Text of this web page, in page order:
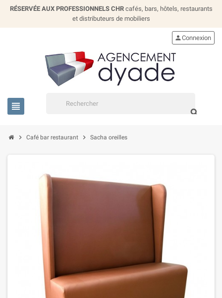
RÉSERVÉE AUX PROFESSIONNELS CHRcafés, bars, hôtels, restaurants
et distributeurs de mobiliers
view_headline
search
personConnexion
chevron_right Café bar restaurant chevron_right Sacha oreilles